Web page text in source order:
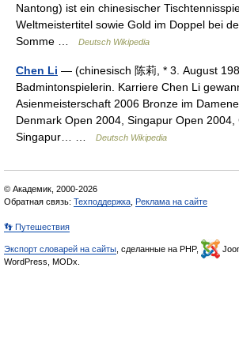
Nantong) ist ein chinesischer
Weltmeistertitel sowie Gold im Doppel bei
Somme …
Deutsch Wikipedia
Chen Li — (chinesisch 陈莉, * 3. August
Badmintonspielerin. Karriere Chen Li
Asienmeisterschaft 2006 Bronze im
Denmark Open 2004, Singapur Open
Singapur… …
Deutsch Wikipedia
© Академик, 2000-2026
Обратная связь: Техподдержка Реклама на сайте
👣 Путешествия
Экспорт словарей на сайты , сделанные на PHP,
WordPress, MODx.